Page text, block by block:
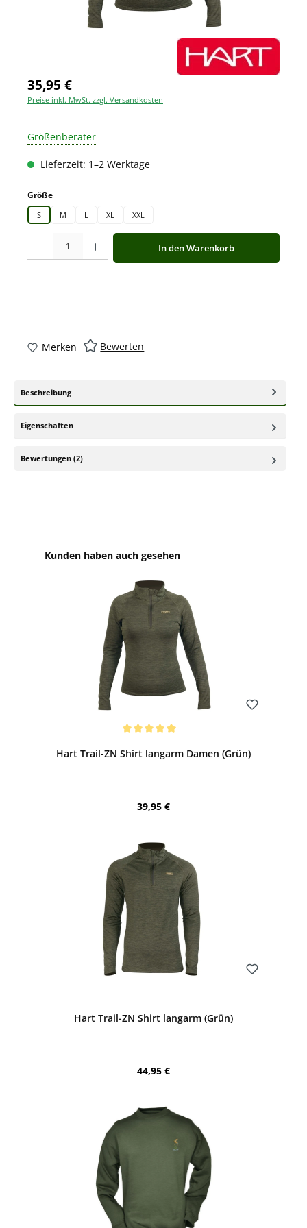
35,95 €
Preise inkl. MwSt. zzgl. Versandkosten
Größenberater
Lieferzeit: 1–2 Werktage
Größeauswählen
S M L XL XXL
Produkt Anzahl: Gib den gewünschten Wert ein oder benutze die
In den Warenkorb
Merken Bewerten
Beschreibung
Eigenschaften
Bewertungen (2)
Produktgalerie überspringen
Kunden haben auch gesehen
Hart Trail-ZN Shirt langarm Damen (Grün)
Regulärer Preis:
39,95 €
Hart Trail-ZN Shirt langarm (Grün)
Regulärer Preis:
44,95 €